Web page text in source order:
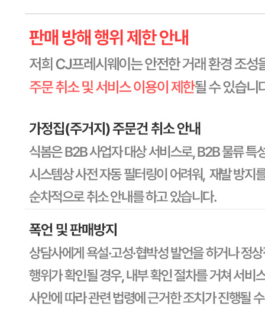
상품상세 참조
영양성분
상세 상품정보 참고
유전자변형식품에 해당하는 경우의 표시
해당사항 없음
수입식품 여부
소비자 상담 관련 전화번호
상품상세 참조
반품/교환 정보
판매자명
CJ프레시웨이
문의번호
반품/교환
반품 배송비: 30,000원
교환 배송비: 30,000원
주의사항